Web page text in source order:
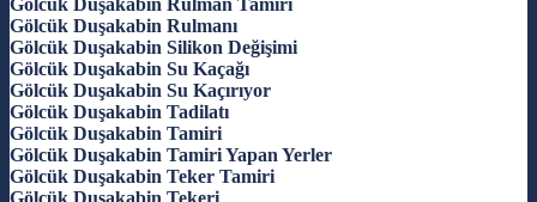
Gölcük Duşakabin Rulman Tamiri
Gölcük Duşakabin Rulmanı
Gölcük Duşakabin Silikon Değişimi
Gölcük Duşakabin Su Kaçağı
Gölcük Duşakabin Su Kaçırıyor
Gölcük Duşakabin Tadilatı
Gölcük Duşakabin Tamiri
Gölcük Duşakabin Tamiri Yapan Yerler
Gölcük Duşakabin Teker Tamiri
Gölcük Duşakabin Tekeri